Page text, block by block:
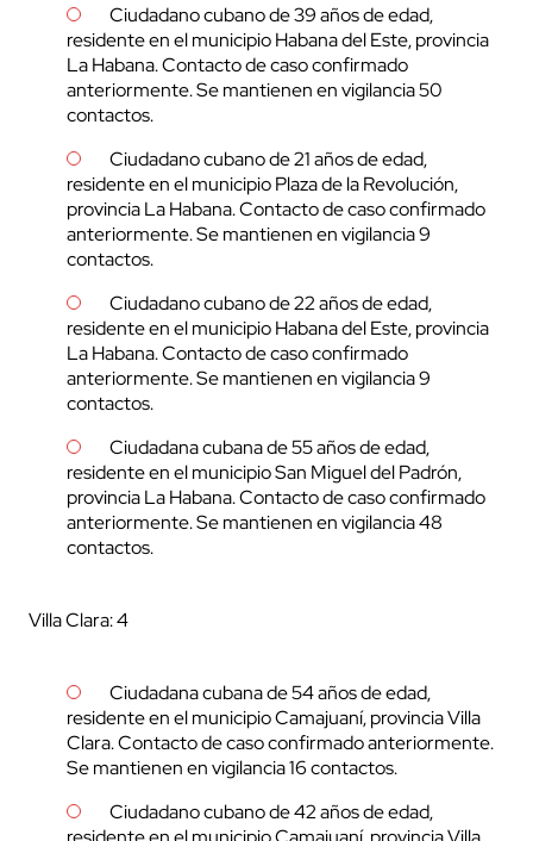
Ciudadano cubano de 39 años de edad,
residente en el municipio Habana del Este, provincia
La Habana. Contacto de caso confirmado
anteriormente. Se mantienen en vigilancia 50
contactos.
Ciudadano cubano de 21 años de edad,
residente en el municipio Plaza de la Revolución,
provincia La Habana. Contacto de caso confirmado
anteriormente. Se mantienen en vigilancia 9
contactos.
Ciudadano cubano de 22 años de edad,
residente en el municipio Habana del Este, provincia
La Habana. Contacto de caso confirmado
anteriormente. Se mantienen en vigilancia 9
contactos.
Ciudadana cubana de 55 años de edad,
residente en el municipio San Miguel del Padrón,
provincia La Habana. Contacto de caso confirmado
anteriormente. Se mantienen en vigilancia 48
contactos.
Villa Clara: 4
Ciudadana cubana de 54 años de edad,
residente en el municipio Camajuaní, provincia Villa
Clara. Contacto de caso confirmado anteriormente.
Se mantienen en vigilancia 16 contactos.
Ciudadano cubano de 42 años de edad,